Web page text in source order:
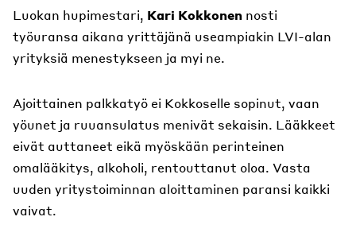
Luokan hupimestari, Kari Kokkonen nosti
työuransa aikana yrittäjänä useampiakin LVI-alan
yrityksiä menestykseen ja myi ne.
Ajoittainen palkkatyö ei Kokkoselle sopinut, vaan
yöunet ja ruuansulatus menivät sekaisin. Lääkkeet
eivät auttaneet eikä myöskään perinteinen
omalääkitys, alkoholi, rentouttanut oloa. Vasta
uuden yritystoiminnan aloittaminen paransi kaikki
vaivat.